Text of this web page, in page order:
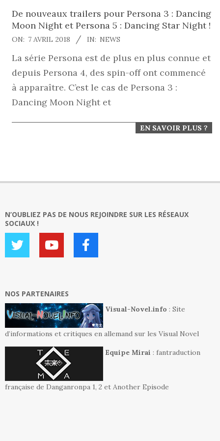
De nouveaux trailers pour Persona 3 : Dancing
Moon Night et Persona 5 : Dancing Star Night !
2018-
04-
07
ON: 7 AVRIL 2018 IN: NEWS
La série Persona est de plus en plus connue et
depuis Persona 4, des spin-off ont commencé
à apparaître. C’est le cas de Persona 3 :
Dancing Moon Night et
EN SAVOIR PLUS ?
N’OUBLIEZ PAS DE NOUS REJOINDRE SUR LES RÉSEAUX
SOCIAUX !
NOS PARTENAIRES
Visual-Novel.info : Site
d’informations et critiques en allemand sur les Visual Novel
Equipe Mirai : fantraduction
française de Danganronpa 1, 2 et Another Episode